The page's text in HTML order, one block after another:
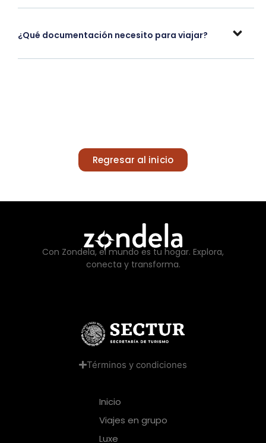
¿Qué documentación necesito para viajar?
Regresar al inicio
Con Zondela, el mundo es tu hogar. Explora,
conecta y transforma.
Términos y condiciones
Inicio
Viajes en grupo
Luxe